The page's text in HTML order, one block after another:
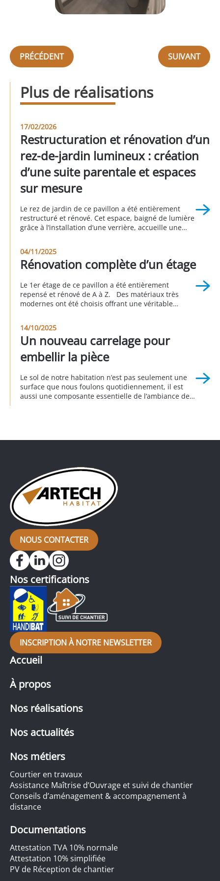
PRÉCÉDENT SUIVANT
Plus de réalisations
17/02/2026
Restructuration et rénovation d’un
rez-de-jardin lumineux : création
d’une suite parentale et espaces
sur mesure
Le rez de jardin de ce pavillon a été entièrement
restructuré et rénové. Cet espace, baigné de lumière
grâce à l’installation d’une verrière, accueille une
chambre et une autre salle d’eau. Cette réalisation a
été faite en partenariat avec Sophie […]
04/11/2025
Rénovation complète d’un étage
Le 1er étage de ce pavillon a été entièrement
repensé et rénové de A à Z. Des matériaux très
modernes ont été choisis offrant une véritable
rendu global de ce projet. Réalisation à Longjumeau
au 3eme trimestre 2025
14/10/2025
Un nouveau carrelage pour
embellir la pièce
Le sol de notre habitation n’est pas seulement une
surface que nous foulons quotidiennement, il est
aussi une composante essentielle de l’ambiance de
lequel l’ancien carrelage a été remplacé […]
NOUS CONTACTER
Accueil
À propos
Nos réalisations
Nos actualités
Nos métiers
Courtier en travaux
Assistance Maîtrise d’Ouvrage et suivi de chantier
Conseils d’aménagement & accompagnement à
distance
Documentations
Attestation TVA 10% normale
Attestation 10% simplifiée
PV de Réception de chantier
Nos certifications
INSCRIPTION À NOTRE NEWSLETTER